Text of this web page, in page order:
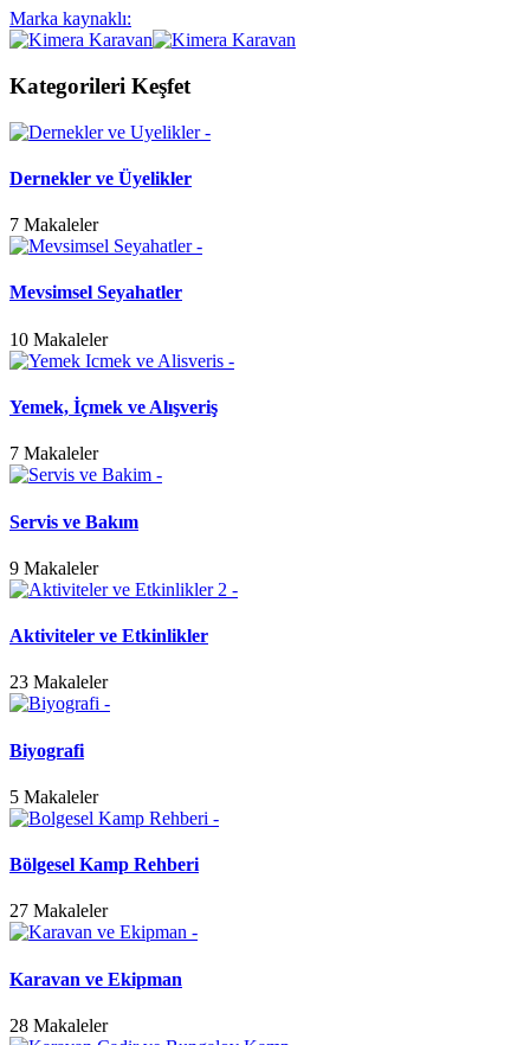
Marka kaynaklı:
Kategorileri Keşfet
Dernekler ve Üyelikler
7 Makaleler
Mevsimsel Seyahatler
10 Makaleler
Yemek, İçmek ve Alışveriş
7 Makaleler
Servis ve Bakım
9 Makaleler
Aktiviteler ve Etkinlikler
23 Makaleler
Biyografi
5 Makaleler
Bölgesel Kamp Rehberi
27 Makaleler
Karavan ve Ekipman
28 Makaleler